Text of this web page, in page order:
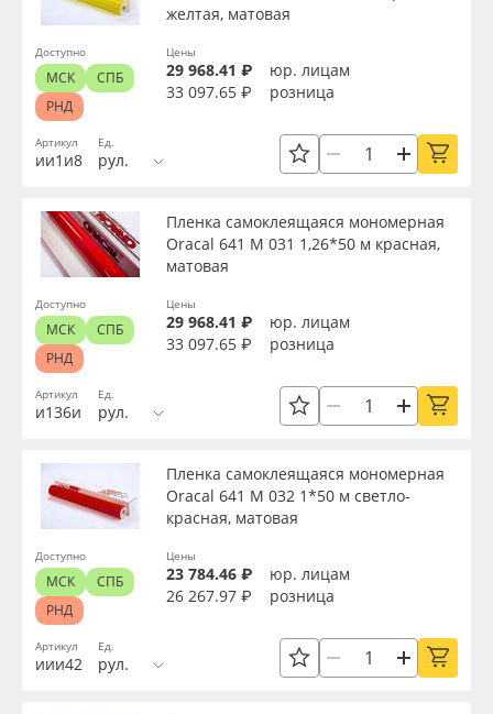
Артикул
ии1и8
желтая, матовая
Ед.
рул.
Цены
29 968.41 ₽
юр. лицам
33 097.65 ₽
розница
Доступно
МСК
СПБ
РНД
Артикул
и136и
Пленка самоклеящаяся мономерная
Oracal 641 M 031 1,26*50 м красная,
матовая
Ед.
рул.
Цены
29 968.41 ₽
юр. лицам
33 097.65 ₽
розница
Доступно
МСК
СПБ
РНД
Артикул
иии42
Пленка самоклеящаяся мономерная
Oracal 641 M 032 1*50 м светло-
красная, матовая
Ед.
рул.
Цены
23 784.46 ₽
юр. лицам
26 267.97 ₽
розница
Доступно
МСК
СПБ
РНД